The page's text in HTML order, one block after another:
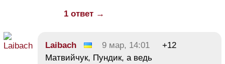
1 ответ →
Laibach 9 мар, 14:01
+12
Матвийчук, Пундик, а ведь